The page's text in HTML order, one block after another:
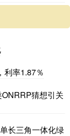
利率1.87％
猜想引关
长三角一体化绿